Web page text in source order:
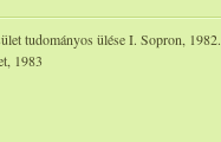
tudományos ülése I. Sopron, 1982.
1983